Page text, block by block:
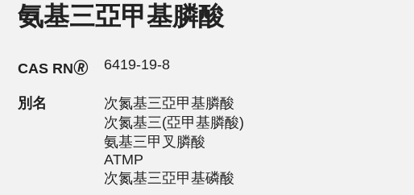
氨基三亞甲基膦酸
CAS RN🄬 6419-19-8
別名
次氮基三亞甲基膦酸
次氮基三(亞甲基膦酸)
氨基三甲叉膦酸
ATMP
次氮基三亞甲基磷酸